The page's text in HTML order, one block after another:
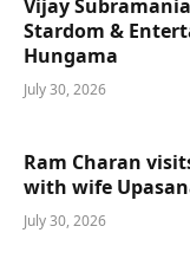
Vijay
Stardom &
Hungama
July 30, 2026
Ram Charan
with wife
July 30, 2026